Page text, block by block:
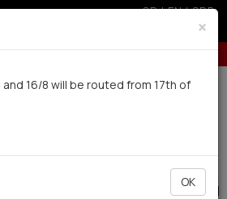
GR|EN|SRB
porudžbine preko 24.000 dinara
roku od 10 radnih dana
Filter
×
16/8 will be routed from 17th of
OK